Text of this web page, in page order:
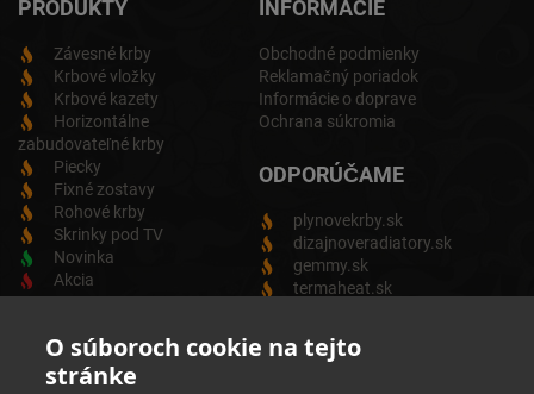
O súboroch cookie na tejto
stránke
PRODUKTY
Závesné krby
Krbové vložky
Krbové kazety
Horizontálne
zabudovateľné krby
Piecky
Fixné zostavy
Rohové krby
Skrinky pod TV
Novinka
Akcia
INFORMÁCIE
Obchodné podmienky
Reklamačný poriadok
Informácie o doprave
Ochrana súkromia
ODPORÚČAME
plynovekrby.sk
dizajnoveradiatory.sk
gemmy.sk
termaheat.sk
ODBER NEWSLETTRA
Zadajte svoju e-mailovú adresu a budete vždy informovaný o